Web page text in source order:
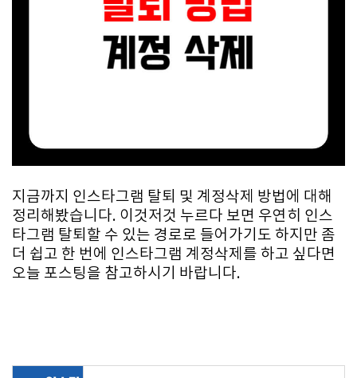
지금까지 인스타그램 탈퇴 및 계정삭제 방법에 대해
정리해봤습니다. 이것저것 누르다 보면 우연히 인스
타그램 탈퇴할 수 있는 경로로 들어가기도 하지만 좀
더 쉽고 한 번에 인스타그램 계정삭제를 하고 싶다면
오늘 포스팅을 참고하시기 바랍니다.